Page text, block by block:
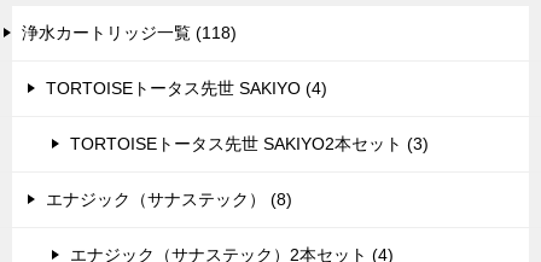
浄水カートリッジ一覧 (118)
TORTOISEトータス先世 SAKIYO (4)
TORTOISEトータス先世 SAKIYO2本セット (3)
エナジック（サナステック） (8)
エナジック（サナステック）2本セット (4)